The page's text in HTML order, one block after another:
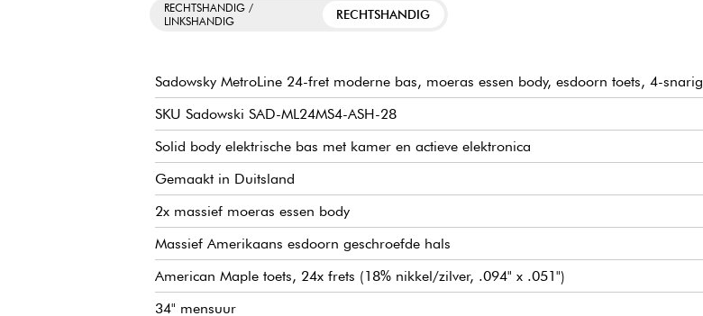
RECHTSHANDIG /
LINKSHANDIG
RECHTSHANDIG
Sadowsky MetroLine 24-fret moderne bas, moeras essen body, esdoorn toets, 4-snarig
SKU Sadowski SAD-ML24MS4-ASH-28
Solid body elektrische bas met kamer en actieve elektronica
Gemaakt in Duitsland
2x massief moeras essen body
Massief Amerikaans esdoorn geschroefde hals
American Maple toets, 24x frets (18% nikkel/zilver, .094" x .051")
34" mensuur